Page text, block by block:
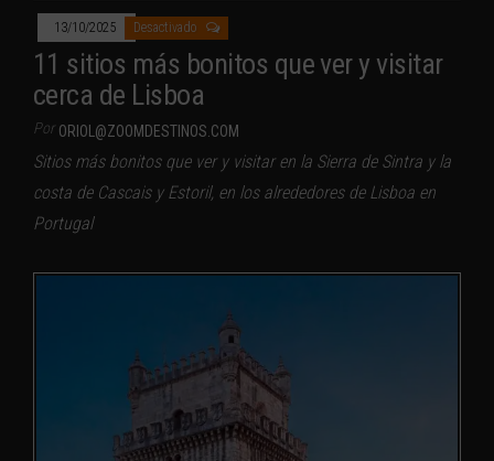
13/10/2025 Desactivado
11 sitios más bonitos que ver y visitar
cerca de Lisboa
Por ORIOL@ZOOMDESTINOS.COM
Sitios más bonitos que ver y visitar en la Sierra de Sintra y la
costa de Cascais y Estoril, en los alrededores de Lisboa en
Portugal